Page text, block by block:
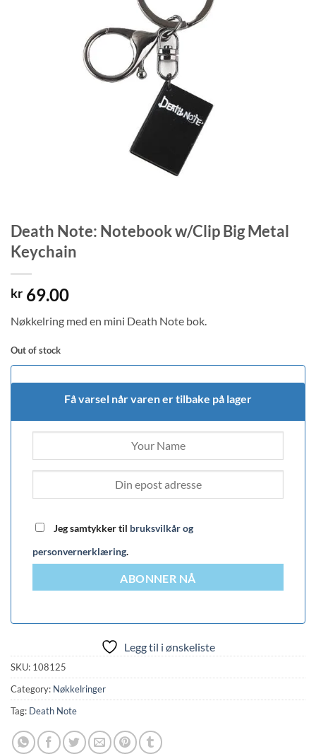
Death Note: Notebook w/Clip Big Metal
Keychain
kr 69.00
Nøkkelring med en mini Death Note bok.
Out of stock
Få varsel når varen er tilbake på lager
Jeg samtykker til bruksvilkår og
personvernerklæring.
ABONNER NÅ
Legg til i ønskeliste
SKU: 108125
Category: Nøkkelringer
Tag: Death Note